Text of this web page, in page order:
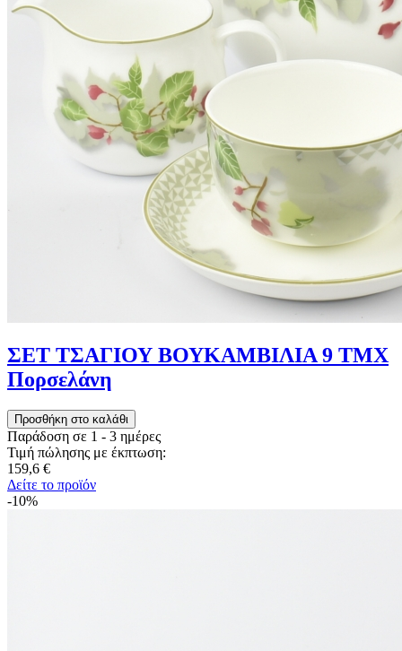
ΣΕΤ ΤΣΑΓΙΟΥ ΒΟΥΚΑΜΒΙΛΙΑ 9 ΤΜΧ
Πορσελάνη
Παράδοση σε 1 - 3 ημέρες
Τιμή πώλησης με έκπτωση:
159,6 €
Δείτε το προϊόν
-10%